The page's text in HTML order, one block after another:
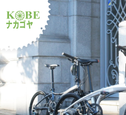
ルショップナカ